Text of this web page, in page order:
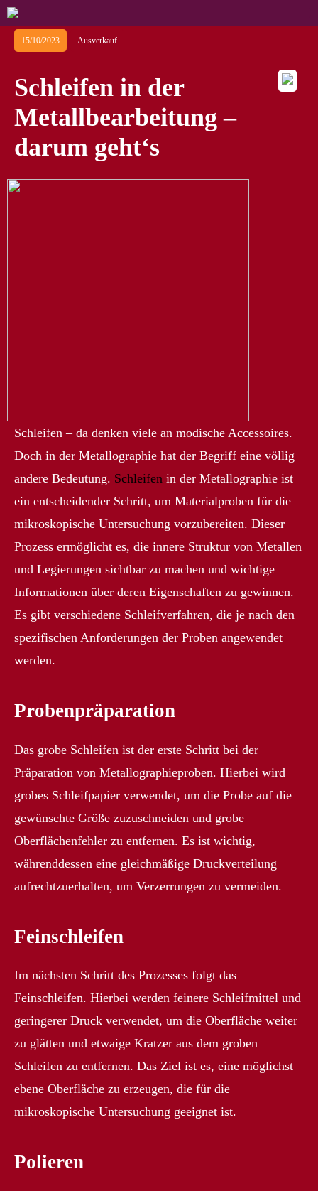
15/10/2023 Ausverkauf
Schleifen in der
Metallbearbeitung –
darum geht‘s
Schleifen – da denken viele an modische Accessoires.
Doch in der Metallographie hat der Begriff eine völlig
andere Bedeutung. Schleifen in der Metallographie ist
ein entscheidender Schritt, um Materialproben für die
mikroskopische Untersuchung vorzubereiten. Dieser
Prozess ermöglicht es, die innere Struktur von Metallen
und Legierungen sichtbar zu machen und wichtige
Informationen über deren Eigenschaften zu gewinnen.
Es gibt verschiedene Schleifverfahren, die je nach den
spezifischen Anforderungen der Proben angewendet
werden.
Probenpräparation
Das grobe Schleifen ist der erste Schritt bei der
Präparation von Metallographieproben. Hierbei wird
grobes Schleifpapier verwendet, um die Probe auf die
gewünschte Größe zuzuschneiden und grobe
Oberflächenfehler zu entfernen. Es ist wichtig,
währenddessen eine gleichmäßige Druckverteilung
aufrechtzuerhalten, um Verzerrungen zu vermeiden.
Feinschleifen
Im nächsten Schritt des Prozesses folgt das
Feinschleifen. Hierbei werden feinere Schleifmittel und
geringerer Druck verwendet, um die Oberfläche weiter
zu glätten und etwaige Kratzer aus dem groben
Schleifen zu entfernen. Das Ziel ist es, eine möglichst
ebene Oberfläche zu erzeugen, die für die
mikroskopische Untersuchung geeignet ist.
Polieren